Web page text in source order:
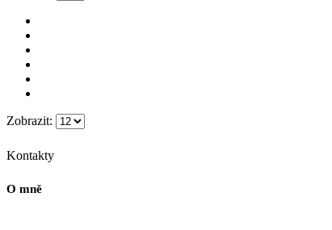
Zobrazit:
Kontakty
O mně